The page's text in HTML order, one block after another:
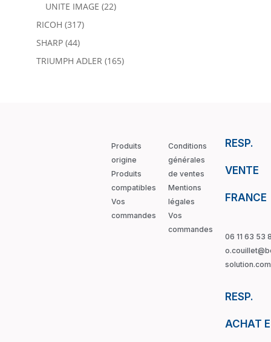
UNITE IMAGE (22)
RICOH (317)
SHARP (44)
TRIUMPH ADLER (165)
Produits
origine
Produits
compatibles
Vos
commandes
Conditions
générales
de ventes
Mentions
légales
Vos
commandes
RESP.
VENTE
FRANCE
06 11 63 53
solution.com
RESP.
ACHAT